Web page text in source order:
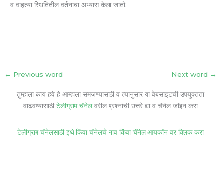
व वाहत्या स्थितितील वर्तनाचा अभ्यास केला जातो.
← Previous word Next word →
तुम्हाला काय हवे हे आम्हाला समजण्यासाठी व त्यानुसार या वेबसाइटची उपयुक्तता
वाढवण्यासाठी टेलीग्राम चॅनेलवरील प्रश्नांची उत्तरे द्या व चॅनेल जॉइन करा
टेलीग्राम चॅनेलसाठी इथे किंवा चॅनेलचे नाव किंवा चॅनेल आयकॉन वर क्लिक करा